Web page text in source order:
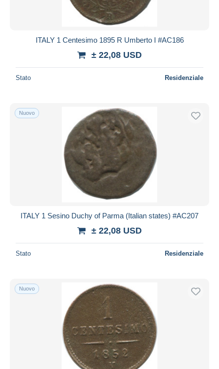
ITALY 1 Centesimo 1895 R Umberto I #AC186
± 22,08 USD
Stato Residenziale
Nuovo
ITALY 1 Sesino Duchy of Parma (Italian states) #AC207
± 22,08 USD
Stato Residenziale
Nuovo